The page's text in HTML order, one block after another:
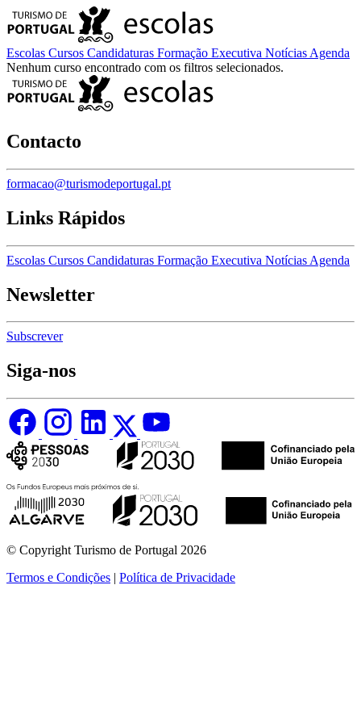
Escolas Cursos Candidaturas Formação Executiva Notícias Agenda
Nenhum curso encontrado com os filtros selecionados.
Contacto
formacao@turismodeportugal.pt
Links Rápidos
Escolas Cursos Candidaturas Formação Executiva Notícias Agenda
Newsletter
Subscrever
Siga-nos
© Copyright Turismo de Portugal 2026
Termos e Condições
Política de Privacidade